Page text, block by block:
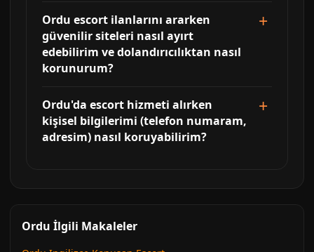
Ordu escort ilanlarını ararken
güvenilir siteleri nasıl ayırt
edebilirim ve dolandırıcılıktan nasıl
korunurum?
Ordu'da escort hizmeti alırken
kişisel bilgilerimi (telefon numaram,
adresim) nasıl koruyabilirim?
Ordu İlgili Makaleler